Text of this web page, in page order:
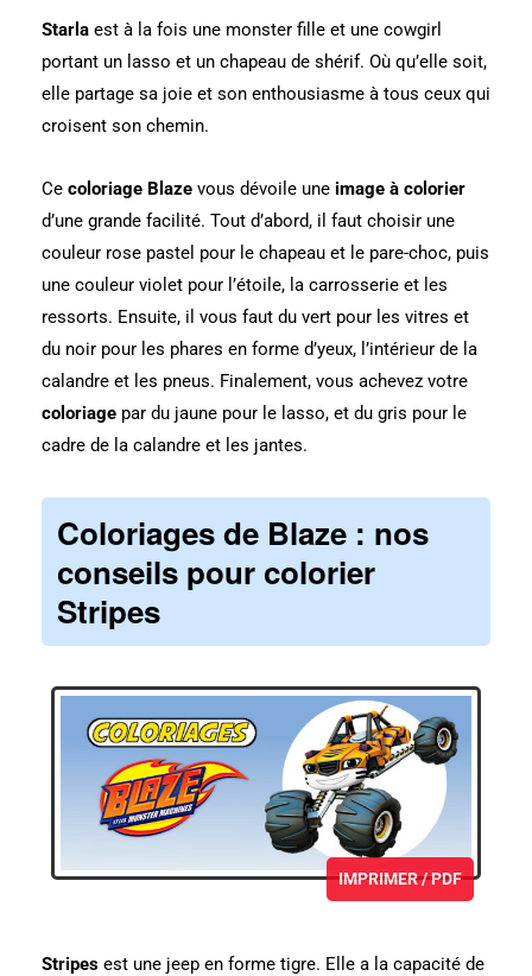
Starla est à la fois une monster fille et une cowgirl
portant un lasso et un chapeau de shérif. Où qu’elle soit,
elle partage sa joie et son enthousiasme à tous ceux qui
croisent son chemin.
Ce coloriage Blaze vous dévoile une image à colorier
d’une grande facilité. Tout d’abord, il faut choisir une
couleur rose pastel pour le chapeau et le pare-choc, puis
une couleur violet pour l’étoile, la carrosserie et les
ressorts. Ensuite, il vous faut du vert pour les vitres et
du noir pour les phares en forme d’yeux, l’intérieur de la
calandre et les pneus. Finalement, vous achevez votre
coloriage par du jaune pour le lasso, et du gris pour le
cadre de la calandre et les jantes.
Coloriages de Blaze : nos
conseils pour colorier
Stripes
IMPRIMER / PDF
Stripes est une jeep en forme tigre. Elle a la capacité de